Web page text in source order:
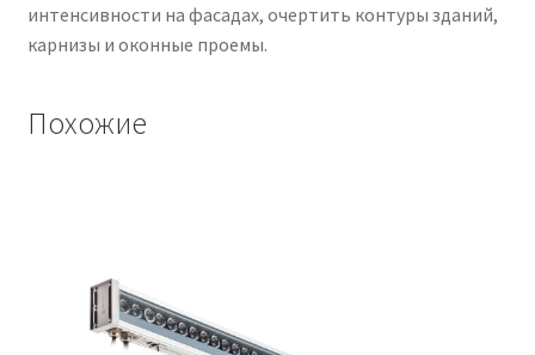
интенсивности на фасадах, очертить контуры зданий,
карнизы и оконные проемы.
Похожие